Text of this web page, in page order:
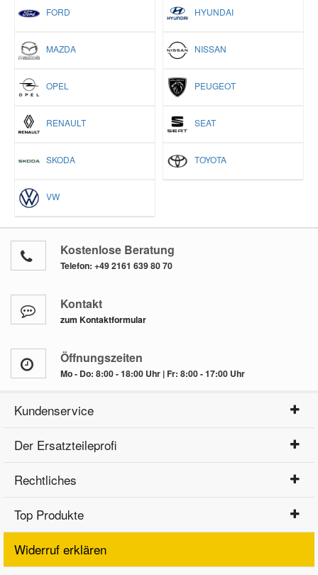
FORD HYUNDAI
MAZDA NISSAN
OPEL PEUGEOT
RENAULT SEAT
SKODA TOYOTA
VW
Kostenlose Beratung
Telefon: +49 2161 639 80 70
Kontakt
zum Kontaktformular
Öffnungszeiten
Mo - Do: 8:00 - 18:00 Uhr | Fr: 8:00 - 17:00 Uhr
Kundenservice
Der Ersatzteileprofi
Rechtliches
Top Produkte
Widerruf erklären